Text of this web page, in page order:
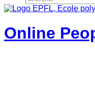
Online